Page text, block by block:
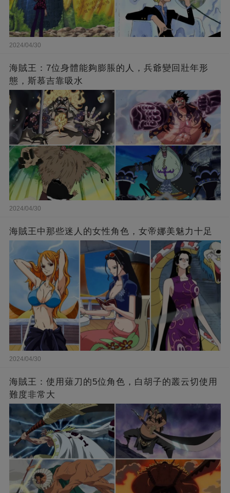
2024/04/30
海賊王：7位身體能夠膨脹的人，兵爺變回壯年形
態，斯慕吉靠吸水
2024/04/30
海賊王中那些迷人的女性角色，女帝娜美魅力十足
2024/04/30
海賊王：使用薙刀的5位角色，白胡子的叢云切使用
難度非常大